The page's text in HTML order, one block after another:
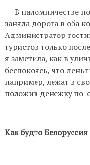
В паломничестве по
заняла дорога в оба
Администратор
туристов только
я заметила, как в
беспокоясь, что
например, лежат в
положив денежку по-
Как будто